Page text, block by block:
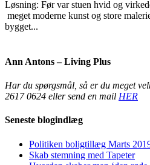
Løsning: Før var stuen hvid og
meget moderne kunst og store
bygget...
Ann Antons – Living Plus
Har du spørgsmål, så er du meget
2617 0624 eller send en mail HER
Seneste blogindlæg
Politiken boligtillæg Marts
Skab stemning med Tapeter